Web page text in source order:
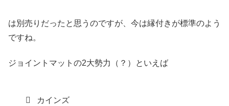
は別売りだったと思うのですが、今は縁付きが標準のよう
ですね。
ジョイントマットの2大勢力（？）といえば
カインズ